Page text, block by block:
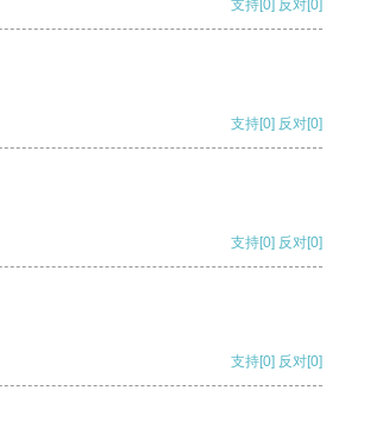
支持[0] 反对[0]
支持[0] 反对[0]
支持[0] 反对[0]
支持[0] 反对[0]